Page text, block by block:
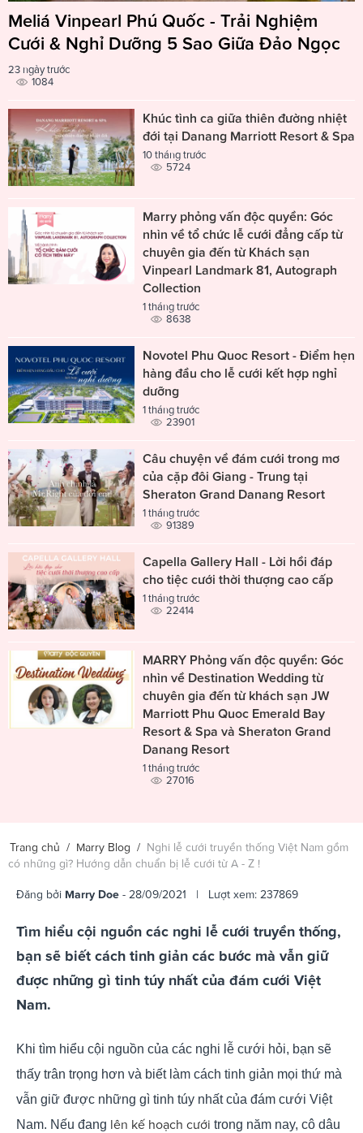
Meliá Vinpearl Phú Quốc - Trải Nghiệm
Cưới & Nghỉ Dưỡng 5 Sao Giữa Đảo Ngọc
23 ngày trước
1084
Khúc tình ca giữa thiên đường nhiệt
đới tại Danang Marriott Resort & Spa
10 tháng trước
5724
Marry phỏng vấn độc quyền: Góc
nhìn về tổ chức lễ cưới đẳng cấp từ
chuyên gia đến từ Khách sạn
Vinpearl Landmark 81, Autograph
Collection
1 tháng trước
8638
Novotel Phu Quoc Resort - Điểm hẹn
hàng đầu cho lễ cưới kết hợp nghỉ
dưỡng
1 tháng trước
23901
Câu chuyện về đám cưới trong mơ
của cặp đôi Giang - Trung tại
Sheraton Grand Danang Resort
1 tháng trước
91389
Capella Gallery Hall - Lời hồi đáp
cho tiệc cưới thời thượng cao cấp
1 tháng trước
22414
MARRY Phỏng vấn độc quyền: Góc
nhìn về Destination Wedding từ
chuyên gia đến từ khách sạn JW
Marriott Phu Quoc Emerald Bay
Resort & Spa và Sheraton Grand
Danang Resort
1 tháng trước
27016
Trang chủ / Marry Blog / Nghi lễ cưới truyền thống Việt Nam gồm
có những gì? Hướng dẫn chuẩn bị lễ cưới từ A - Z !
Đăng bởi Marry Doe - 28/09/2021 | Lượt xem: 237869
Tìm hiểu cội nguồn các nghi lễ cưới truyền thống,
bạn sẽ biết cách tinh giản các bước mà vẫn giữ
được những gì tinh túy nhất của đám cưới Việt
Nam.
Khi tìm hiểu cội nguồn của các nghi lễ cưới hỏi, bạn sẽ
thấy trân trọng hơn và biết làm cách tinh giản mọi thứ mà
vẫn giữ được những gì tinh túy nhất của đám cưới Việt
Nam. Nếu đang lên kế hoạch cưới trong năm nay, cô dâu